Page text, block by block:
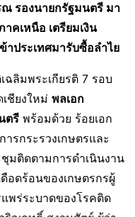
ณ รองนายกรัฐมนตรี มา
คเหนือ เตรียมเงิน
าประเทศมารับซื้อลำไย
ลิมพระเกียรติ 7 รอบ
ชียงใหม่ พลเอก
ตรี พร้อมด้วย ร้อยเอก
รกระรวงเกษตรและ
มติดตามการดำเนินงาน
อดร้อนของเกษตรกรผู้
พร่ระบาดของโรคติด